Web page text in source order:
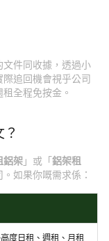
件同收據，透過小
追回機會視乎公司
全程免按金。
鋁架 」或「 鋁架租
如果你嘅需求係：
度日租、週租、月租